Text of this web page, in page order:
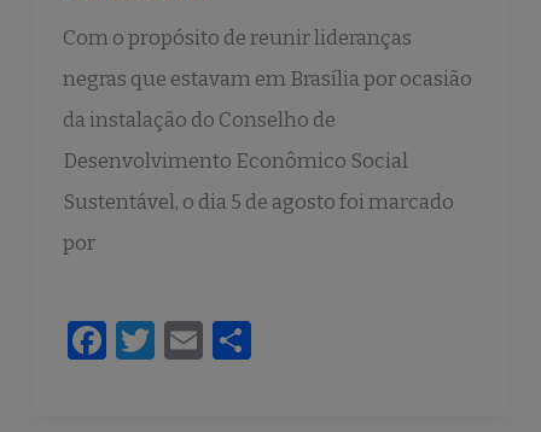
Com o propósito de reunir lideranças
negras que estavam em Brasília por ocasião
da instalação do Conselho de
Desenvolvimento Econômico Social
Sustentável, o dia 5 de agosto foi marcado
por
F
T
E